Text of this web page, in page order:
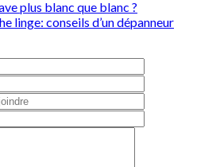
plus blanc que blanc ?
linge: conseils d’un dépanneur